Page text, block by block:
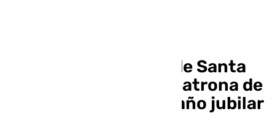
Asi fue la procesión de Santa
María de la Victoria, patrona de
Málaga: comienza el año jubilar